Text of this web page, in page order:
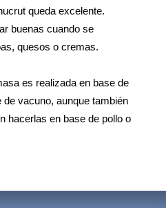
queda excelente.
buenas cuando se
quesos o cremas.
es realizada en base de
de vacuno, aunque también
hacerlas en base de pollo o